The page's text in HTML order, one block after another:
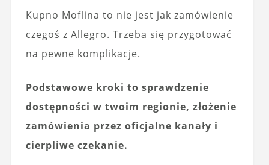
Kupno Moflina to nie jest jak zamówienie
czegoś z Allegro. Trzeba się przygotować
na pewne komplikacje.
Podstawowe kroki to sprawdzenie
dostępności w twoim regionie, złożenie
zamówienia przez oficjalne kanały i
cierpliwe czekanie.